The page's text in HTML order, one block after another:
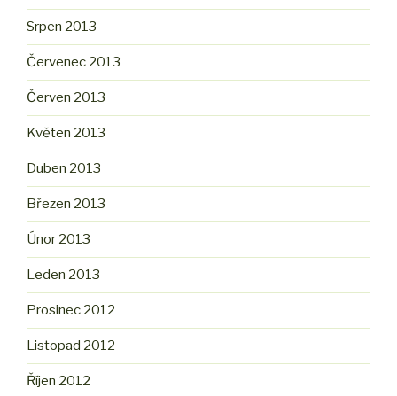
Srpen 2013
Červenec 2013
Červen 2013
Květen 2013
Duben 2013
Březen 2013
Únor 2013
Leden 2013
Prosinec 2012
Listopad 2012
Říjen 2012